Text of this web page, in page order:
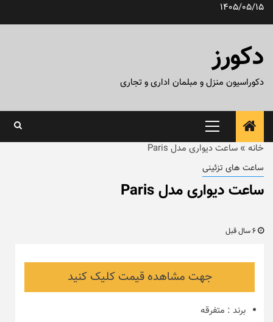
پرش1405/05/15
دکورز
دکوراسیون منزل و مبلمان اداری و تجاری
منوی
اصلی
خانه » ساعت دیواری مدل Paris
ساعت های تزئینی
ساعت دیواری مدل Paris
جهت مشاهده قیمت کلیک کنید
برند : متفرقه